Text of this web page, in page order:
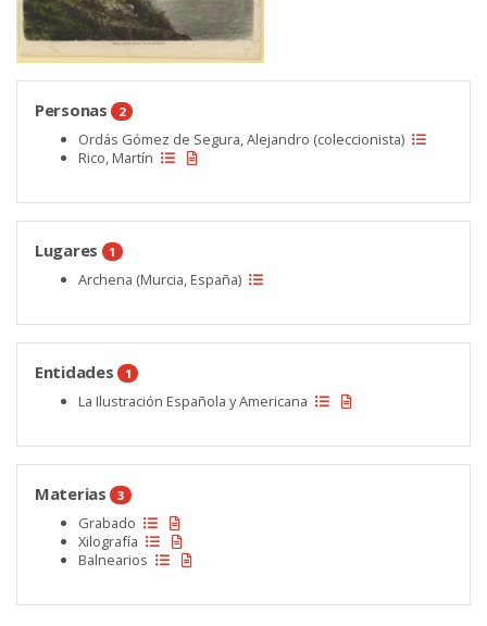
Personas 2
Ordás Gómez de Segura, Alejandro (coleccionista)
Rico, Martín
Lugares 1
Archena (Murcia, España)
Entidades 1
La Ilustración Española y Americana
Materias 3
Grabado
Xilografía
Balnearios